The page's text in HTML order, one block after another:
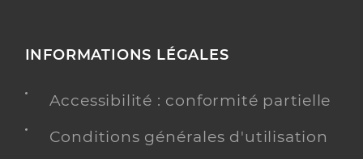
INFORMATIONS LÉGALES
Accessibilité : conformité partielle
Conditions générales d'utilisation